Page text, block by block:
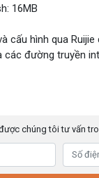
16MB
cấu hình qua Ruijie
các đường truyền
chúng tôi tư vấn